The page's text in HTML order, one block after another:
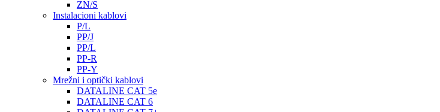
ZN/S
Instalacioni kablovi
P/L
PP/J
PP/L
PP-R
PP-Y
Mrežni i optički kablovi
DATALINE CAT 5e
DATALINE CAT 6